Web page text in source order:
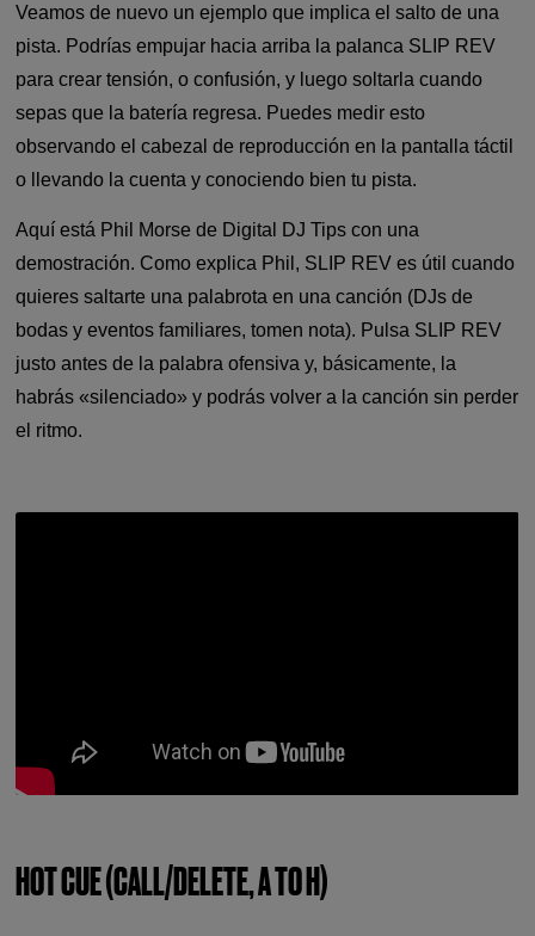
Veamos de nuevo un ejemplo que implica el salto de una
pista. Podrías empujar hacia arriba la palanca SLIP REV
para crear tensión, o confusión, y luego soltarla cuando
sepas que la batería regresa. Puedes medir esto
observando el cabezal de reproducción en la pantalla táctil
o llevando la cuenta y conociendo bien tu pista.
Aquí está Phil Morse de Digital DJ Tips con una
demostración. Como explica Phil, SLIP REV es útil cuando
quieres saltarte una palabrota en una canción (DJs de
bodas y eventos familiares, tomen nota). Pulsa SLIP REV
justo antes de la palabra ofensiva y, básicamente, la
habrás «silenciado» y podrás volver a la canción sin perder
el ritmo.
HOT CUE (CALL/DELETE, A TO H)